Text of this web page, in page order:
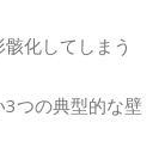
化してしまう
つの典型的な壁